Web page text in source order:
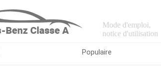
Mode d'emploi,
notice d'utilisation
Populaire